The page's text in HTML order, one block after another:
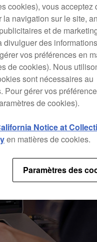
cookies), vous acceptez
navigation sur le site,
et de
divulguer des informations
vos préférences en
de cookies). Nous
sont nécessaires au
Pour gérer vos
de cookies).
Notice at
en matières de cookies.
Paramètres des